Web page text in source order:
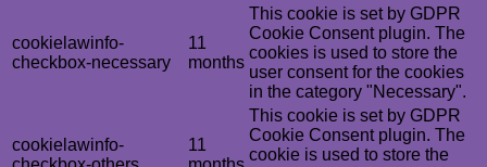
cookielawinfo-
checkbox-necessary
11
months
This cookie is set by GDPR
Cookie Consent plugin. The
cookies is used to store the
user consent for the cookies
in the category "Necessary".
cookielawinfo-
11
This cookie is set by GDPR
Cookie Consent plugin. The
cookie is used to store the